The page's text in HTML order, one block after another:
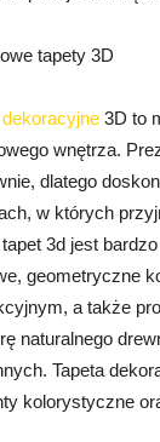
tapety 3D
3D to
wnętrza.
dlatego
w których
3d jest
geometryczne
a także
naturalnego
Tapeta
kolorystyczne